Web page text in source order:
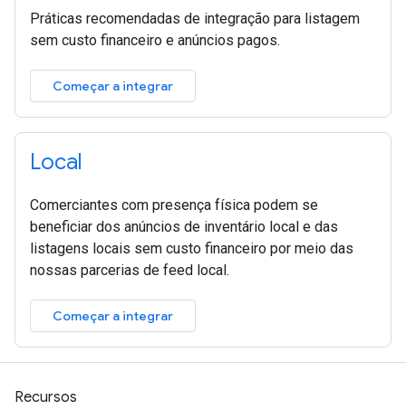
Práticas recomendadas de integração para listagem
sem custo financeiro e anúncios pagos.
Começar a integrar
Local
Comerciantes com presença física podem se
beneficiar dos anúncios de inventário local e das
listagens locais sem custo financeiro por meio das
nossas parcerias de feed local.
Começar a integrar
Recursos